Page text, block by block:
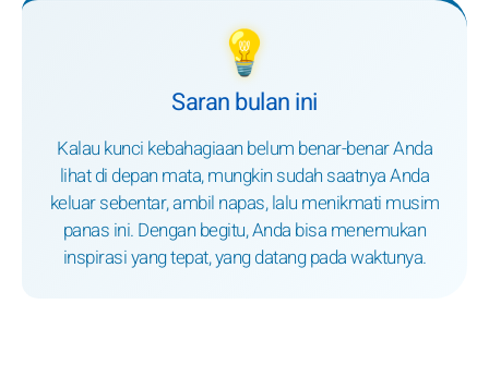
💡
Saran bulan ini
Kalau kunci kebahagiaan belum benar-benar Anda
lihat di depan mata, mungkin sudah saatnya Anda
keluar sebentar, ambil napas, lalu menikmati musim
panas ini. Dengan begitu, Anda bisa menemukan
inspirasi yang tepat, yang datang pada waktunya.